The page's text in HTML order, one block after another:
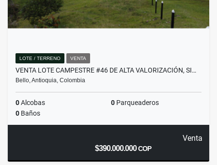
LOTE / TERRENO VENTA
VENTA LOTE CAMPESTRE #46 DE ALTA VALORIZACIÓN, SI…
Bello, Antioquia, Colombia
0Alcobas 0 Parqueaderos
0 Baños
Venta
$390.000.000COP